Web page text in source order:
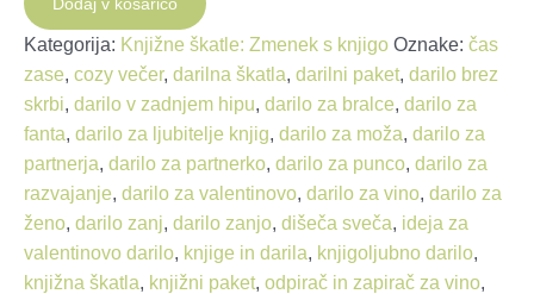
knjigo
Kategorija: Knjižne škatle: Zmenek s knjigo Oznake: čas
zase, cozy večer, darilna škatla, darilni paket, darilo brez
skrbi, darilo v zadnjem hipu, darilo za bralce, darilo za
fanta, darilo za ljubitelje knjig, darilo za moža, darilo za
partnerja, darilo za partnerko, darilo za punco, darilo za
razvajanje, darilo za valentinovo, darilo za vino, darilo za
ženo, darilo zanj, darilo zanjo, dišeča sveča, ideja za
valentinovo darilo, knjige in darila, knjigoljubno darilo,
knjižna škatla, knjižni paket, odpirač in zapirač za vino,